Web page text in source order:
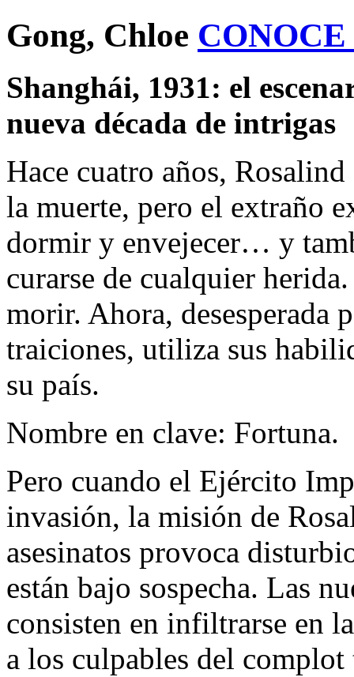
Gong, Chloe
Shanghái, 1931: el
nueva década de intrigas
Hace cuatro años,
la muerte, pero el extraño
dormir y envejecer… y
curarse de cualquier
morir. Ahora, desesperada
traiciones, utiliza sus
su país.
Nombre en clave: Fortuna.
Pero cuando el Ejército
invasión, la misión de
asesinatos provoca
están bajo sospecha. Las
consisten en infiltrarse en
a los culpables del complot